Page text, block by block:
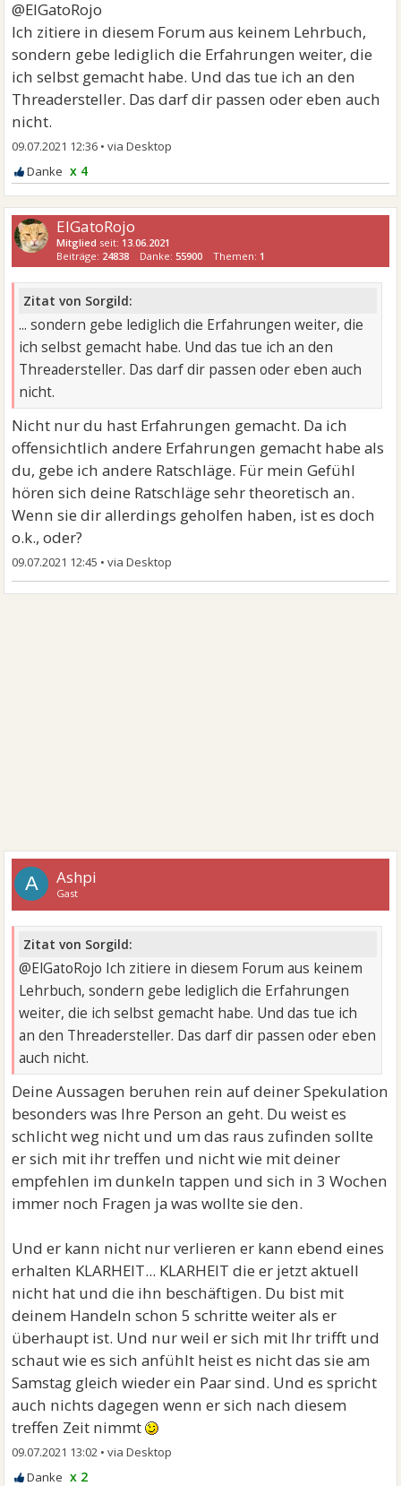
@ElGatoRojo
Ich zitiere in diesem Forum aus keinem Lehrbuch,
sondern gebe lediglich die Erfahrungen weiter, die
ich selbst gemacht habe. Und das tue ich an den
Threadersteller. Das darf dir passen oder eben auch
nicht.
09.07.2021 12:36 •
x 4
ElGatoRojo
Mitglied seit: 13.06.2021
Beiträge: 24838 Danke:55900 Themen: 1
Zitat von Sorgild:
... sondern gebe lediglich die Erfahrungen weiter, die
ich selbst gemacht habe. Und das tue ich an den
Threadersteller. Das darf dir passen oder eben auch
nicht.
Nicht nur du hast Erfahrungen gemacht. Da ich
offensichtlich andere Erfahrungen gemacht habe als
du, gebe ich andere Ratschläge. Für mein Gefühl
hören sich deine Ratschläge sehr theoretisch an.
Wenn sie dir allerdings geholfen haben, ist es doch
o.k., oder?
09.07.2021 12:45 •
A Ashpi
Gast
Zitat von Sorgild:
@ElGatoRojo Ich zitiere in diesem Forum aus keinem
Lehrbuch, sondern gebe lediglich die Erfahrungen
weiter, die ich selbst gemacht habe. Und das tue ich
an den Threadersteller. Das darf dir passen oder eben
auch nicht.
Deine Aussagen beruhen rein auf deiner Spekulation
besonders was Ihre Person an geht. Du weist es
schlicht weg nicht und um das raus zufinden sollte
er sich mit ihr treffen und nicht wie mit deiner
empfehlen im dunkeln tappen und sich in 3 Wochen
immer noch Fragen ja was wollte sie den.
Und er kann nicht nur verlieren er kann ebend eines
erhalten KLARHEIT... KLARHEIT die er jetzt aktuell
nicht hat und die ihn beschäftigen. Du bist mit
deinem Handeln schon 5 schritte weiter als er
überhaupt ist. Und nur weil er sich mit Ihr trifft und
schaut wie es sich anfühlt heist es nicht das sie am
Samstag gleich wieder ein Paar sind. Und es spricht
auch nichts dagegen wenn er sich nach diesem
treffen Zeit nimmt
09.07.2021 13:02 •
x 2